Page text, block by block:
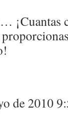
¡Cuantas
de 2010